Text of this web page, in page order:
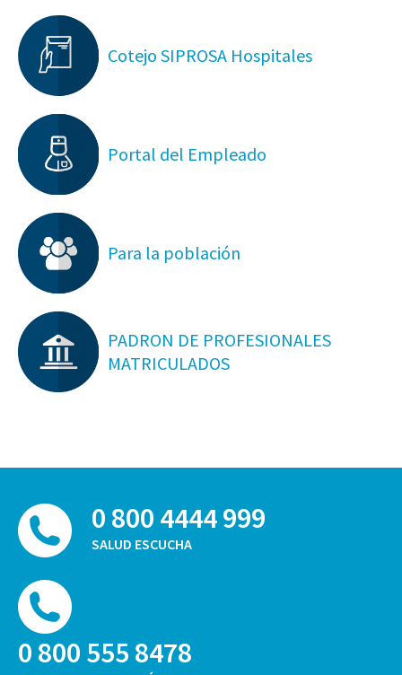
Cotejo SIPROSA Hospitales
Portal del Empleado
Para la población
PADRON DE PROFESIONALES
MATRICULADOS
0 800 4444 999
SALUD ESCUCHA
0 800 555 8478